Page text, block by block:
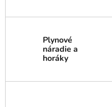
Plynové
náradie a
horáky